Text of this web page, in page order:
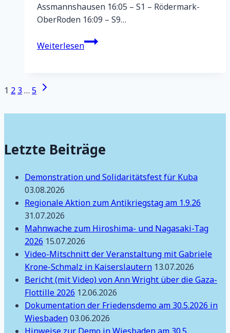
Assmannshausen 16:05 – S1 – Rödermark-
OberRoden 16:09 – S9…
WeiterlesenAbfahrt
Wiesbaden
Seitennavigation
1 2 3… 5 Nächste
Letzte Beiträge
Demonstration und Solidaritätsfest für Kuba
03.08.2026
Regionale Aktion zum Antikriegstag am 1.9.26
31.07.2026
Mahnwache zum Hiroshima- und Nagasaki-Tag
2026 15.07.2026
Video-Mitschnitt der Veranstaltung mit Gabriele
Krone-Schmalz in Kaiserslautern 13.07.2026
Bericht (mit Video) von Ann Wright über die Gaza-
Flottille 2026 12.06.2026
Dokumentation der Friedensdemo am 30.5.2026 in
Wiesbaden03.06.2026